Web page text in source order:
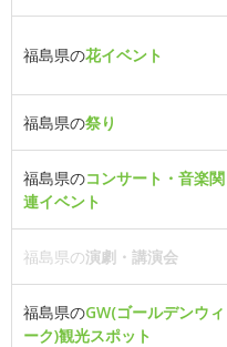
福島県の花イベント
福島県の祭り
福島県のコンサート・音楽関
連イベント
福島県の演劇・講演会
福島県のGW(ゴールデンウィ
ーク)観光スポット